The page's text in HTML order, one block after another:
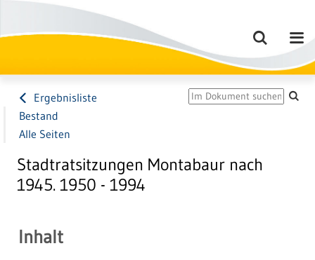
Ergebnisliste
Bestand
Alle Seiten
Stadtratsitzungen Montabaur nach
1945. 1950 - 1994
Inhalt